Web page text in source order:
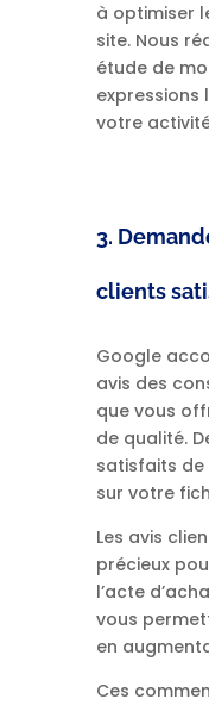
à optimiser
site. Nous
étude de
expressions
votre
3.
clients
Google
avis des
que vous
de qualité.
satisfaits de
sur votre
Les avis
précieux
l’acte
vous
en
Ces